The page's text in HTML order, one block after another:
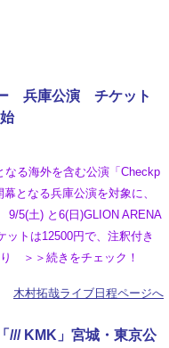
兵庫公演 チケット
なる海外を含む公演「Checkp
となる兵庫公演を対象に、
9/5(土) と6(日)GLION ARENA
ットは12500円で、注釈付き
＞＞続きをチェック！
木村拓哉ライブ日程ページへ
/// KMK」宮城・東京公